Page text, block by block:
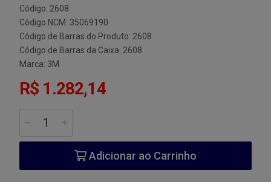
Código: 2608
Código NCM: 35069190
Código de Barras do Produto: 2608
Código de Barras da Caixa: 2608
Marca: 3M
R$ 1.282,14
Adicionar ao Carrinho